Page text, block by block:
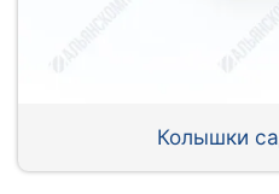
Колышки